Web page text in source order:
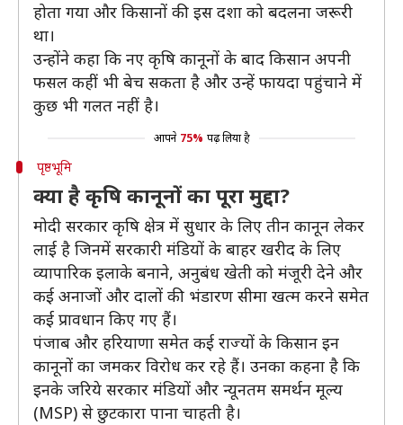
होता गया और किसानों की इस दशा को बदलना जरूरी
था।
उन्होंने कहा कि नए कृषि कानूनों के बाद किसान अपनी
फसल कहीं भी बेच सकता है और उन्हें फायदा पहुंचाने में
कुछ भी गलत नहीं है।
आपने 75% पढ़ लिया है
पृष्ठभूमि
क्या है कृषि कानूनों का पूरा मुद्दा?
मोदी सरकार कृषि क्षेत्र में सुधार के लिए तीन कानून लेकर
लाई है जिनमें सरकारी मंडियों के बाहर खरीद के लिए
व्यापारिक इलाके बनाने, अनुबंध खेती को मंजूरी देने और
कई अनाजों और दालों की भंडारण सीमा खत्म करने समेत
कई प्रावधान किए गए हैं।
पंजाब और हरियाणा समेत कई राज्यों के किसान इन
कानूनों का जमकर विरोध कर रहे हैं। उनका कहना है कि
इनके जरिये सरकार मंडियों और न्यूनतम समर्थन मूल्य
(MSP) से छुटकारा पाना चाहती है।